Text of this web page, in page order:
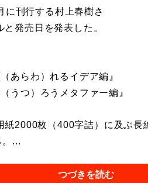
刊行する村上春樹さ
発売日を発表した。
らわ）れるイデア編』
つ）ろうメタファー編』
2000枚（400字詰）に及ぶ長
。...
つづきを読む